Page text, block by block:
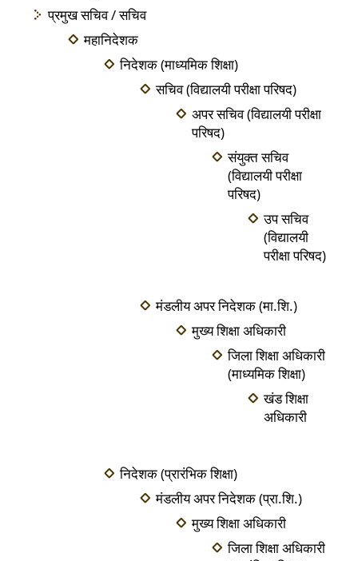
प्रमुख सचिव / सचिव
महानिदेशक
निदेशक (माध्यमिक शिक्षा)
सचिव (विद्यालयी परीक्षा परिषद)
अपर सचिव (विद्यालयी परीक्षा
परिषद)
संयुक्त सचिव
(विद्यालयी परीक्षा
परिषद)
उप सचिव
(विद्यालयी
परीक्षा परिषद)
मंडलीय अपर निदेशक (मा.शि.)
मुख्य शिक्षा अधिकारी
जिला शिक्षा अधिकारी
(माध्यमिक शिक्षा)
खंड शिक्षा
अधिकारी
निदेशक (प्रारंभिक शिक्षा)
मंडलीय अपर निदेशक (प्रा.शि.)
मुख्य शिक्षा अधिकारी
जिला शिक्षा अधिकारी